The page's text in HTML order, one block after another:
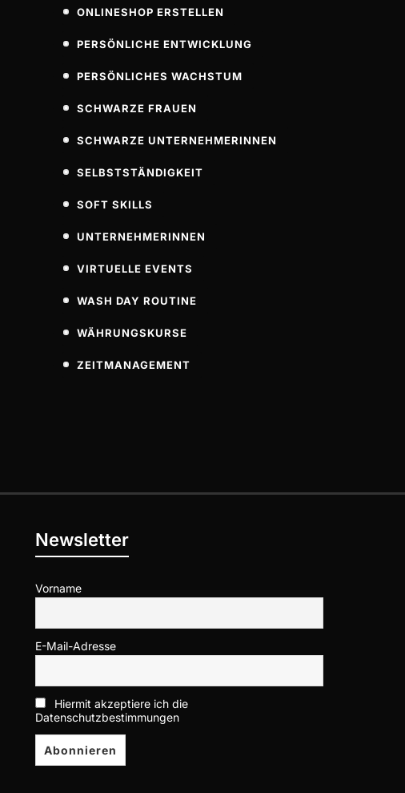
ONLINESHOP ERSTELLEN
PERSÖNLICHE ENTWICKLUNG
PERSÖNLICHES WACHSTUM
SCHWARZE FRAUEN
SCHWARZE UNTERNEHMERINNEN
SELBSTSTÄNDIGKEIT
SOFT SKILLS
UNTERNEHMERINNEN
VIRTUELLE EVENTS
WASH DAY ROUTINE
WÄHRUNGSKURSE
ZEITMANAGEMENT
Newsletter
Vorname
E-Mail-Adresse
Hiermit akzeptiere ich die
Datenschutzbestimmungen